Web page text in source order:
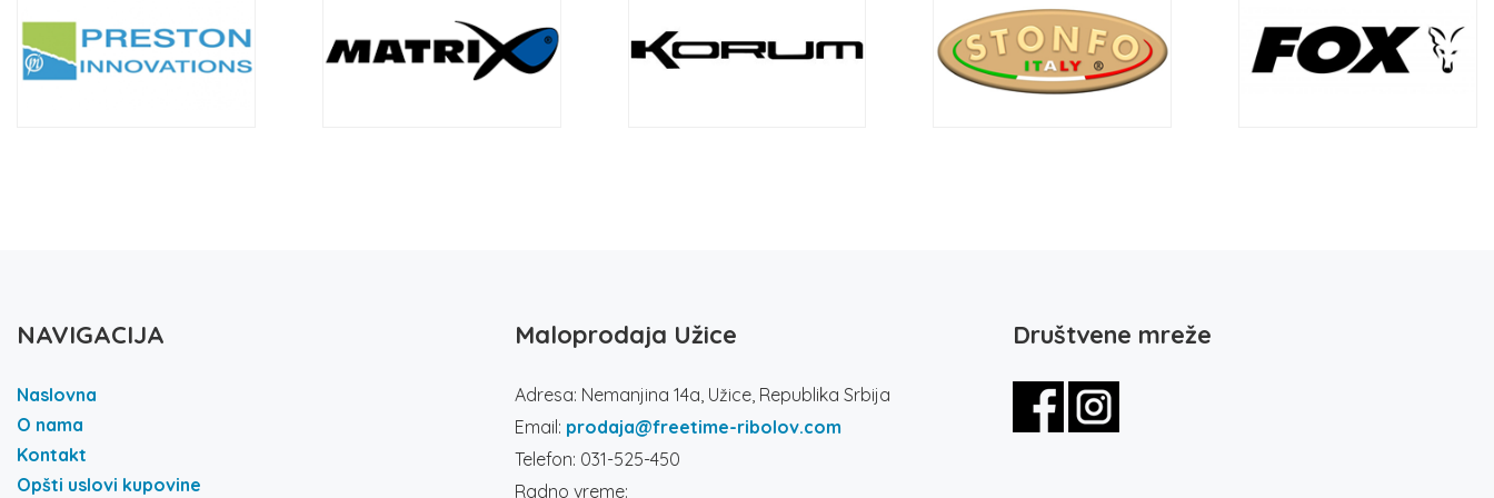
NAVIGACIJA
Naslovna
O nama
Kontakt
Opšti uslovi kupovine
Maloprodaja Užice
Adresa: Nemanjina 14a, Užice, Republika Srbija
Email: prodaja@freetime-ribolov.com
Telefon: 031-525-450
Radno vreme:
Društvene mreže